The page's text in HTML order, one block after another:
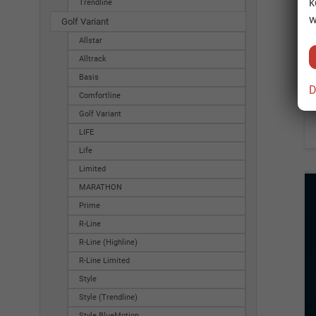
Trendline
Golf Variant
Allstar
Alltrack
Basis
Comfortline
Golf Variant
LIFE
Life
Limited
MARATHON
Prime
R-Line
R-Line (Highline)
R-Line Limited
Style
Style (Trendline)